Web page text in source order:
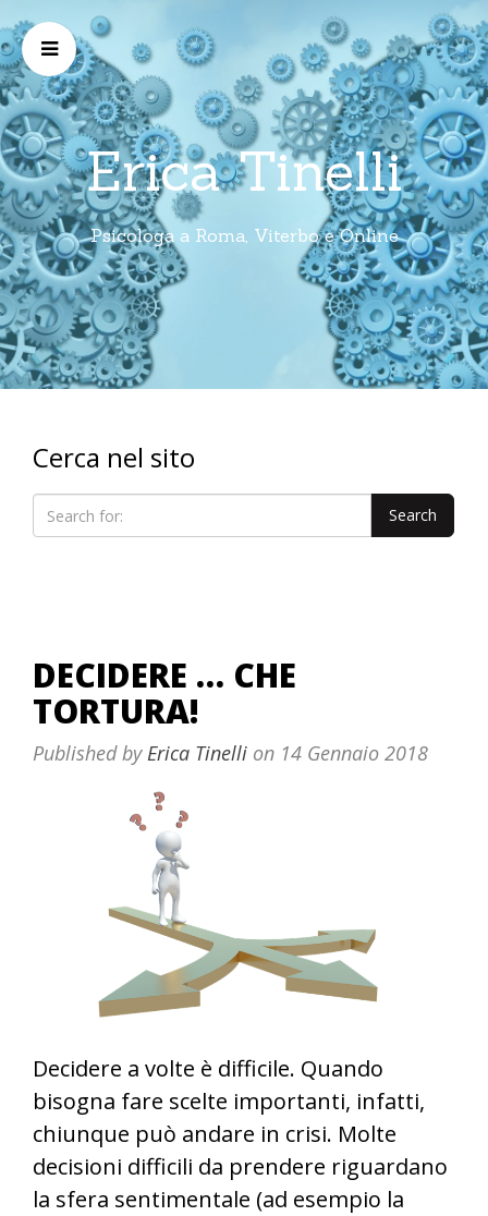
Erica Tinelli
Psicologa a Roma, Viterbo e Online
Cerca nel sito
DECIDERE … CHE
TORTURA!
Published byErica Tinelli on 14 Gennaio 2018
Decidere a volte è difficile. Quando
bisogna fare scelte importanti, infatti,
chiunque può andare in crisi. Molte
decisioni difficili da prendere riguardano
la sfera sentimentale (ad esempio la